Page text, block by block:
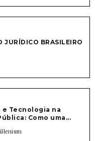
JURÍDICO BRASILEIRO
Tecnologia na
Como uma...